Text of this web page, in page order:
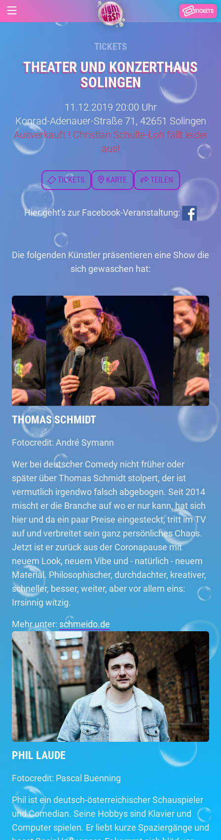
TICKETS
TICKETS
THEATER UND KONZERTHAUS
SOLINGEN
11.12.2019 20:00 Uhr
Konrad-Adenauer-Straße 71, 42651 Solingen
Ausverkauft ! Christian Schulte-Loh fällt leider
aus!
TICKETS KARTE TEILEN
Hier geht's zur Facebook-Veranstaltung:
Die folgenden Künstler präsentieren eine Show die
sich gewaschen hat:
THOMAS SCHMIDT
Fotocredit: André Symann
Wer bei deutscher Comedy nicht früher oder
später über Thomas Schmidt stolpert, der ist
vermutlich irgendwo falsch abgebogen. Seit 2014
mischt er die Branche auf wo er nur kann, hat sich
hier und da ein paar Preise eingesteckt, tritt im TV
auf und verbreitet sein ganz persönliches Chaos.
Jetzt ist er zurück aus der Coronapause mit
neuem Look, neuem Vibe und - natürlich - neuem
Material. Philosophischer, durchdachter, kreativer,
schneller, besser, weiter, aber vor allem eins:
Irrsinnig witzig.
Mehr unter: schmeido.de
PHIL LAUDE
Fotocredit: Pascal Buenning
Phil ist ein deutsch-österreichischer Schauspieler
und Comedian. Seine Hobbys sind Klavier und
Computer spielen. Er liebt kurze Spaziergänge und